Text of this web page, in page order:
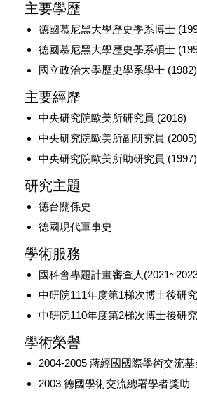
主要學歷
德國慕尼黑大學歷史學系博士
德國慕尼黑大學歷史學系碩士
國立政治大學歷史學系學士 (1982)
主要經歷
中央研究院歐美所研究員 (2018)
中央研究院歐美所副研究員 (2005)
中央研究院歐美所助研究員 (1997)
研究主題
德台關係史
德國現代軍事史
學術服務
國科會專題計畫審查人
中研院111年度第1梯次博士後研
中研院110年度第2梯次博士後研
學術榮譽
2004-2005 蔣經國國際學術交流
2003 德國學術交流總署學者獎助